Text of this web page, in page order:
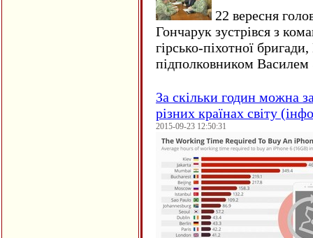
22 вересня
Гончарук зустрівся з
гірсько-піхотної
підполковником
За скільки годин можна
різних країнах світу
2015-09-23 12:50:31